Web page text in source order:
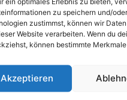
zu speichern und/
zustimmst, können wir
Website verarbeiten. Wenn du
können bestimmte
Akzeptieren